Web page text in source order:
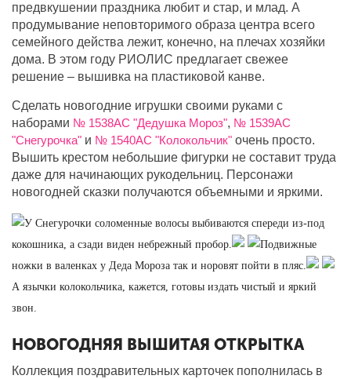
предвкушении праздника любит и стар, и млад. А
продумывание неповторимого образа центра всего
семейного действа лежит, конечно, на плечах хозяйки
дома. В этом году РИОЛИС предлагает свежее
решение – вышивка на пластиковой канве.
Сделать новогодние игрушки своими руками с
наборами № 1538АС "Дедушка Мороз", № 1539АС
"Снегурочка" и № 1540АС "Колокольчик" очень просто.
Вышить крестом небольшие фигурки не составит труда
даже для начинающих рукодельниц. Персонажи
новогодней сказки получаются объемными и яркими.
У Снегурочки соломенные волосы выбиваются спереди из-под
кокошника, а сзади виден небрежный пробор.
Подвижные
ножки в валенках у Деда Мороза так и норовят пойти в пляс.
А язычки колокольчика, кажется, готовы издать чистый и яркий
звон.
НОВОГОДНЯЯ ВЫШИТАЯ ОТКРЫТКА
Коллекция поздравительных карточек пополнилась в